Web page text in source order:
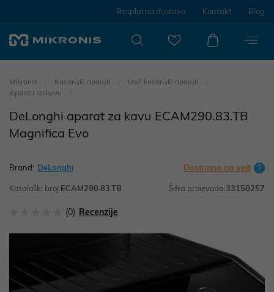
Besplatna dostava Kontakt Blog
Mikronis Kućanski aparati
Mali kućanski aparati
Aparati za kavu
DeLonghi aparat za kavu ECAM290.83.TB
Magnifica Evo
Brand: DeLonghi Dostupno na upit
Kataloški broj:ECAM290.83.TB Šifra proizvoda:33150257
(0) Recenzije